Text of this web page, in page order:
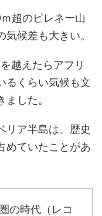
超のピレネー山
候差も大きい。
越えたらアフリ
るくらい気候も文
した。
リア半島は、歴史
めていたことがあ
の時代（レコ